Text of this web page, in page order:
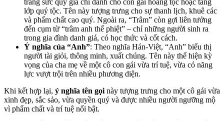
trang sức quý giá chỉ dành cho con gái hoàng tộc hoặc tầng
lớp quý tộc. Tên này tượng trưng cho sự thanh lịch, khuê các
và phẩm chất cao quý. Ngoài ra, “Trâm” còn gợi liên tưởng
đến cụm từ “trâm anh thế phiệt” – chỉ những người sinh ra
trong gia đình danh giá, có học thức và cốt cách.
Ý nghĩa của “Anh”: Theo nghĩa Hán-Việt, “Anh” biểu thị
người tài giỏi, thông minh, xuất chúng. Tên này thể hiện kỳ
vọng của cha mẹ về một cô con gái vừa trí tuệ, vừa có năng
lực vượt trội trên nhiều phương diện.
Khi kết hợp lại, ý nghĩa tên gọi này tượng trưng cho một cô gái vừa
xinh đẹp, sắc sảo, vừa quyền quý và được nhiều người ngưỡng mộ
vì phẩm chất và trí tuệ nổi bật.